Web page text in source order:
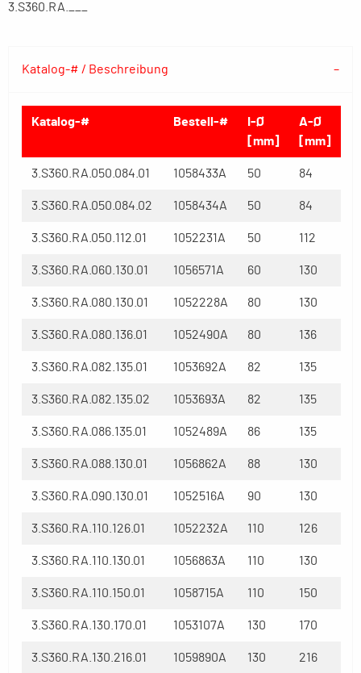
3.S360.RA.___
Katalog-# / Beschreibung
Katalog-# Bestell-#
I-Ø
[mm]
A-Ø
[mm]
3.S360.RA.050.084.01 1058433A 50 84
3.S360.RA.050.084.02 1058434A 50 84
3.S360.RA.050.112.01 1052231A 50 112
3.S360.RA.060.130.01 1056571A 60 130
3.S360.RA.080.130.01 1052228A 80 130
3.S360.RA.080.136.01 1052490A 80 136
3.S360.RA.082.135.01 1053692A 82 135
3.S360.RA.082.135.02 1053693A 82 135
3.S360.RA.086.135.01 1052489A 86 135
3.S360.RA.088.130.01 1056862A 88 130
3.S360.RA.090.130.01 1052516A 90 130
3.S360.RA.110.126.01 1052232A 110 126
3.S360.RA.110.130.01 1056863A 110 130
3.S360.RA.110.150.01 1058715A 110 150
3.S360.RA.130.170.01 1053107A 130 170
3.S360.RA.130.216.01 1059890A 130 216